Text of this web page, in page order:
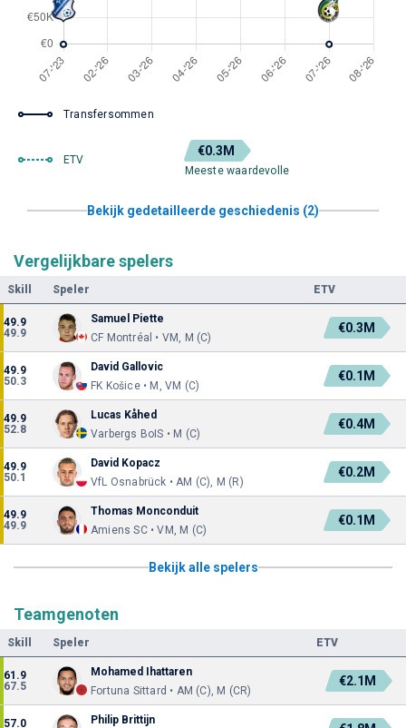
Transfersommen
ETV
€0.3M
Meeste waardevolle
Bekijk gedetailleerde geschiedenis (2)
Vergelijkbare spelers
Skill Speler ETV
49.9
49.9
Samuel Piette
CF Montréal • VM, M (C)
€0.3M
49.9
50.3
David Gallovic
FK Košice • M, VM (C)
€0.1M
49.9
52.8
Lucas Kåhed
Varbergs BoIS • M (C)
€0.4M
49.9
50.1
David Kopacz
VfL Osnabrück • AM (C), M (R)
€0.2M
49.9
49.9
Thomas Monconduit
Amiens SC • VM, M (C)
€0.1M
Bekijk alle spelers
Teamgenoten
Skill Speler ETV
61.9
67.5
Mohamed Ihattaren
Fortuna Sittard • AM (C), M (CR)
€2.1M
57.0
Philip Brittijn